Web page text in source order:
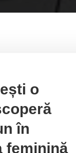
o
în
feminină